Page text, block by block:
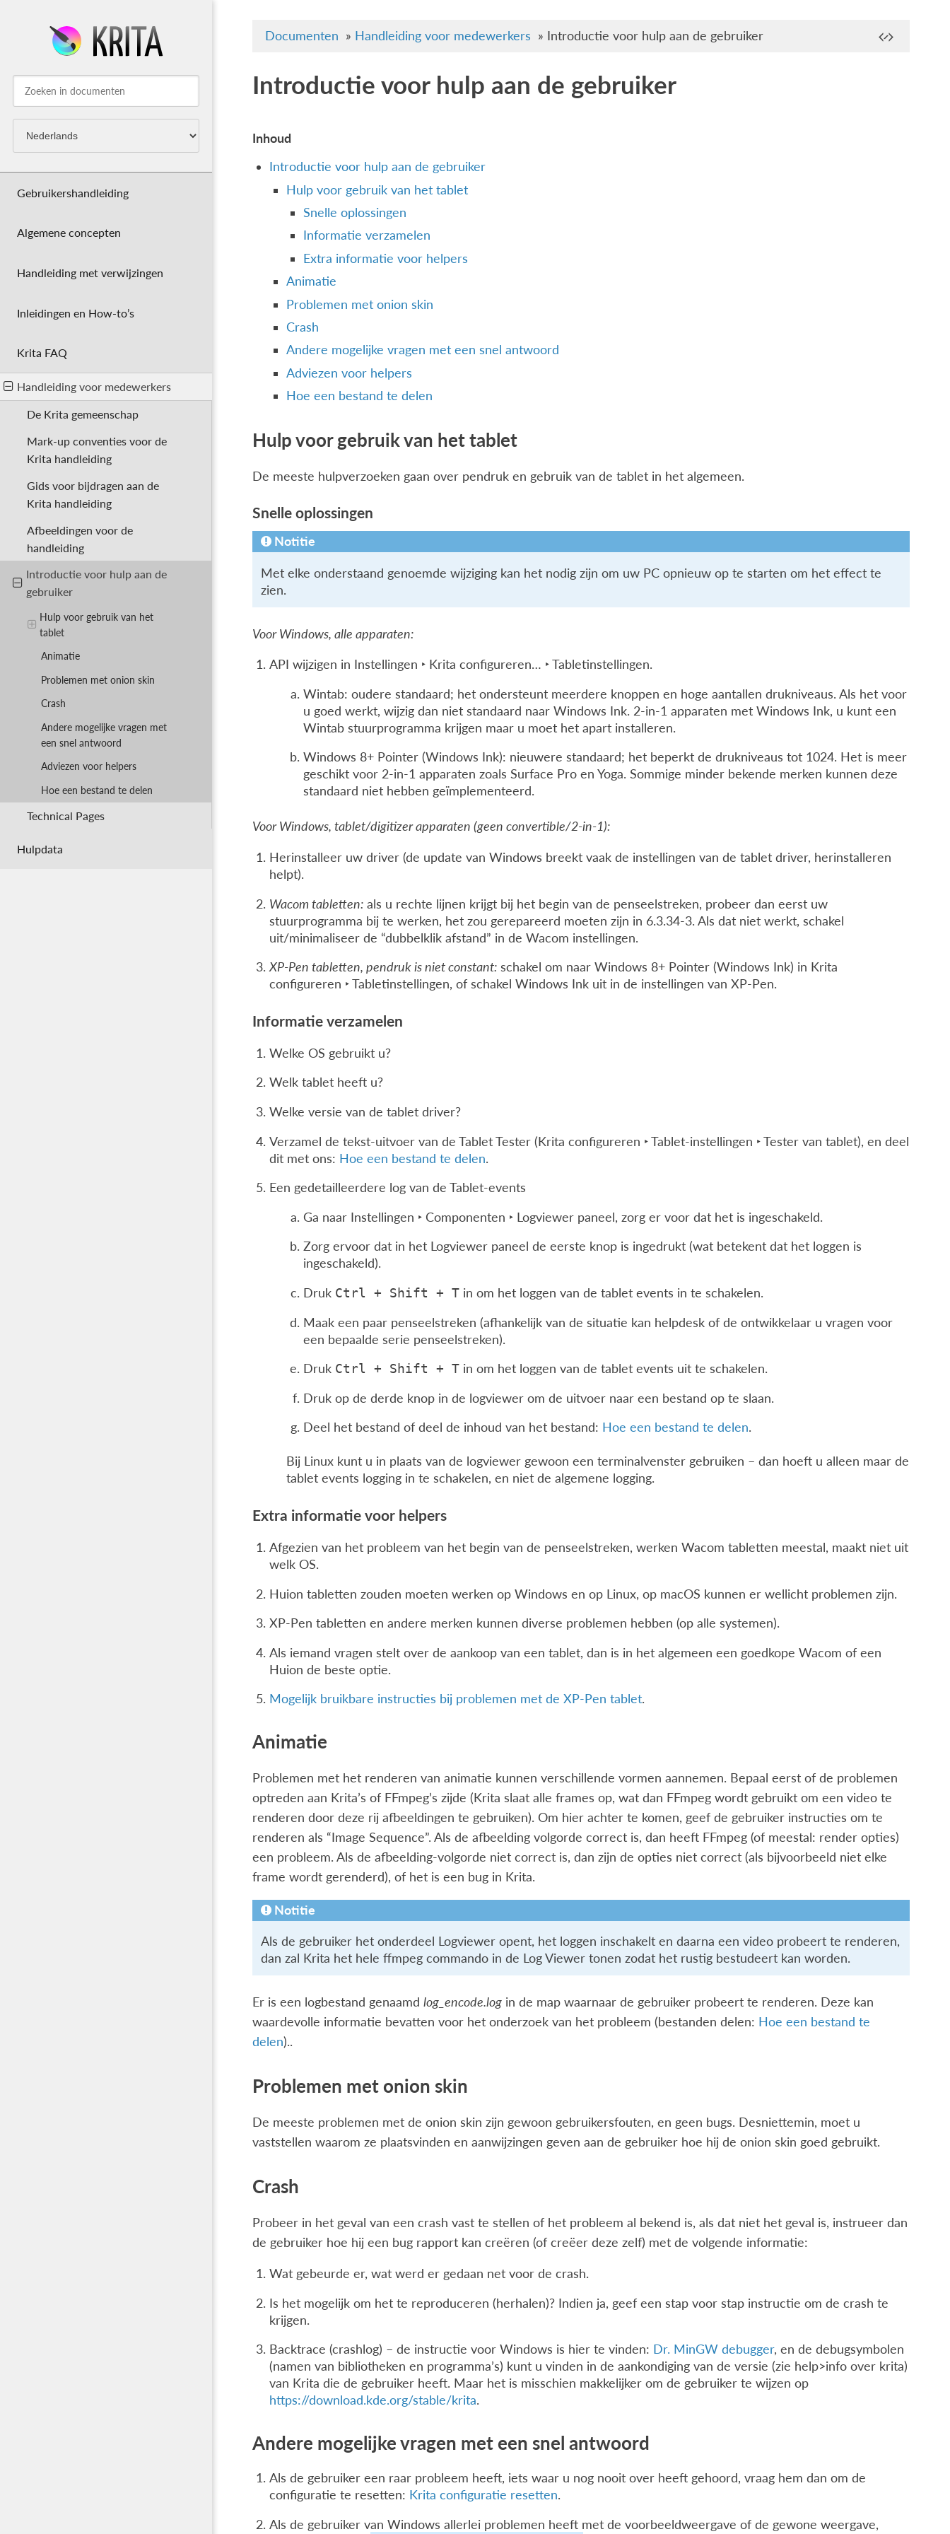
Gebruikershandleiding
Algemene concepten
Handleiding met verwijzingen
Inleidingen en How-to’s
Krita FAQ
Handleiding voor medewerkers
De Krita gemeenschap
Mark-up conventies voor de
Krita handleiding
Gids voor bijdragen aan de
Krita handleiding
Afbeeldingen voor de
handleiding
Introductie voor hulp aan de
gebruiker
Hulp voor gebruik van het
tablet
Animatie
Problemen met onion skin
Crash
Andere mogelijke vragen met
een snel antwoord
Adviezen voor helpers
Hoe een bestand te delen
Technical Pages
Hulpdata
Documenten » Handleiding voor medewerkers » Introductie voor hulp aan de gebruiker
Introductie voor hulp aan de gebruiker
Inhoud
Introductie voor hulp aan de gebruiker
Hulp voor gebruik van het tablet
Snelle oplossingen
Informatie verzamelen
Extra informatie voor helpers
Animatie
Problemen met onion skin
Crash
Andere mogelijke vragen met een snel antwoord
Adviezen voor helpers
Hoe een bestand te delen
Hulp voor gebruik van het tablet
De meeste hulpverzoeken gaan over pendruk en gebruik van de tablet in het algemeen.
Snelle oplossingen
Notitie
Met elke onderstaand genoemde wijziging kan het nodig zijn om uw PC opnieuw op te starten om het effect te
zien.
Voor Windows, alle apparaten:
API wijzigen in Instellingen ‣ Krita configureren… ‣ Tabletinstellingen.
Wintab: oudere standaard; het ondersteunt meerdere knoppen en hoge aantallen drukniveaus. Als het voor
u goed werkt, wijzig dan niet standaard naar Windows Ink. 2-in-1 apparaten met Windows Ink, u kunt een
Wintab stuurprogramma krijgen maar u moet het apart installeren.
Windows 8+ Pointer (Windows Ink): nieuwere standaard; het beperkt de drukniveaus tot 1024. Het is meer
geschikt voor 2-in-1 apparaten zoals Surface Pro en Yoga. Sommige minder bekende merken kunnen deze
standaard niet hebben geïmplementeerd.
Voor Windows, tablet/digitizer apparaten (geen convertible/2-in-1):
Herinstalleer uw driver (de update van Windows breekt vaak de instellingen van de tablet driver, herinstalleren
helpt).
Wacom tabletten:als u rechte lijnen krijgt bij het begin van de penseelstreken, probeer dan eerst uw
stuurprogramma bij te werken, het zou gerepareerd moeten zijn in 6.3.34-3. Als dat niet werkt, schakel
uit/minimaliseer de “dubbelklik afstand” in de Wacom instellingen.
XP-Pen tabletten, pendruk is niet constant:schakel om naar Windows 8+ Pointer (Windows Ink) in Krita
configureren ‣ Tabletinstellingen, of schakel Windows Ink uit in de instellingen van XP-Pen.
Informatie verzamelen
Welke OS gebruikt u?
Welk tablet heeft u?
Welke versie van de tablet driver?
Verzamel de tekst-uitvoer van de Tablet Tester (Krita configureren ‣ Tablet-instellingen ‣ Tester van tablet), en deel
dit met ons: Hoe een bestand te delen.
Een gedetailleerdere log van de Tablet-events
Ga naar Instellingen ‣ Componenten ‣ Logviewerpaneel, zorg er voor dat het is ingeschakeld.
Zorg ervoor dat in het Logviewer paneel de eerste knop is ingedrukt (wat betekent dat het loggen is
ingeschakeld).
Druk Ctrl + Shift + Tin om het loggen van de tablet events in te schakelen.
Maak een paar penseelstreken (afhankelijk van de situatie kan helpdesk of de ontwikkelaar u vragen voor
een bepaalde serie penseelstreken).
Druk Ctrl + Shift + Tin om het loggen van de tablet events uit te schakelen.
Druk op de derde knop in de logviewer om de uitvoer naar een bestand op te slaan.
Deel het bestand of deel de inhoud van het bestand: Hoe een bestand te delen.
Bij Linux kunt u in plaats van de logviewer gewoon een terminalvenster gebruiken – dan hoeft u alleen maar de
tablet events logging in te schakelen, en niet de algemene logging.
Extra informatie voor helpers
Afgezien van het probleem van het begin van de penseelstreken, werken Wacom tabletten meestal, maakt niet uit
welk OS.
Huion tabletten zouden moeten werken op Windows en op Linux, op macOS kunnen er wellicht problemen zijn.
XP-Pen tabletten en andere merken kunnen diverse problemen hebben (op alle systemen).
Als iemand vragen stelt over de aankoop van een tablet, dan is in het algemeen een goedkope Wacom of een
Huion de beste optie.
Mogelijk bruikbare instructies bij problemen met de XP-Pen tablet.
Animatie
Problemen met het renderen van animatie kunnen verschillende vormen aannemen. Bepaal eerst of de problemen
optreden aan Krita’s of FFmpeg’s zijde (Krita slaat alle frames op, wat dan FFmpeg wordt gebruikt om een video te
renderen door deze rij afbeeldingen te gebruiken). Om hier achter te komen, geef de gebruiker instructies om te
renderen als “Image Sequence”. Als de afbeelding volgorde correct is, dan heeft FFmpeg (of meestal: render opties)
een probleem. Als de afbeelding-volgorde niet correct is, dan zijn de opties niet correct (als bijvoorbeeld niet elke
frame wordt gerenderd), of het is een bug in Krita.
Notitie
Als de gebruiker het onderdeel Logviewer opent, het loggen inschakelt en daarna een video probeert te renderen,
dan zal Krita het hele ffmpeg commando in de Log Viewer tonen zodat het rustig bestudeert kan worden.
Er is een logbestand genaamd log_encode.login de map waarnaar de gebruiker probeert te renderen. Deze kan
waardevolle informatie bevatten voor het onderzoek van het probleem (bestanden delen: Hoe een bestand te
delen)..
Problemen met onion skin
De meeste problemen met de onion skin zijn gewoon gebruikersfouten, en geen bugs. Desniettemin, moet u
vaststellen waarom ze plaatsvinden en aanwijzingen geven aan de gebruiker hoe hij de onion skin goed gebruikt.
Crash
Probeer in het geval van een crash vast te stellen of het probleem al bekend is, als dat niet het geval is, instrueer dan
de gebruiker hoe hij een bug rapport kan creëren (of creëer deze zelf) met de volgende informatie:
Wat gebeurde er, wat werd er gedaan net voor de crash.
Is het mogelijk om het te reproduceren (herhalen)? Indien ja, geef een stap voor stap instructie om de crash te
krijgen.
Backtrace (crashlog) – de instructie voor Windows is hier te vinden: Dr. MinGW debugger, en de debugsymbolen
(namen van bibliotheken en programma’s) kunt u vinden in de aankondiging van de versie (zie help>info over krita)
van Krita die de gebruiker heeft. Maar het is misschien makkelijker om de gebruiker te wijzen op
https://download.kde.org/stable/krita.
Andere mogelijke vragen met een snel antwoord
Als de gebruiker een raar probleem heeft, iets waar u nog nooit over heeft gehoord, vraag hem dan om de
configuratie te resetten: Krita configuratie resetten.
Als de gebruiker van Windows allerlei problemen heeft met de voorbeeldweergave of de gewone weergave,